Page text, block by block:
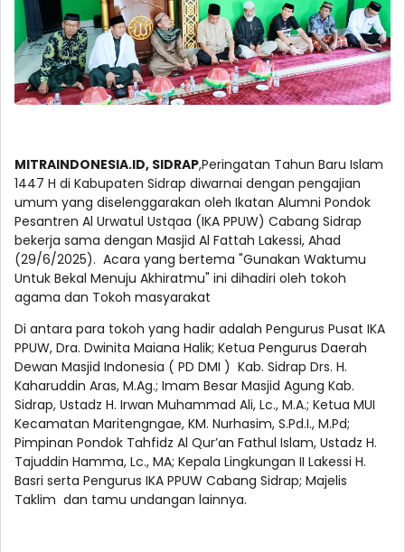
MITRAINDONESIA.ID, SIDRAP,Peringatan Tahun Baru Islam
1447 H di Kabupaten Sidrap diwarnai dengan pengajian
umum yang diselenggarakan oleh Ikatan Alumni Pondok
Pesantren Al Urwatul Ustqaa (IKA PPUW) Cabang Sidrap
bekerja sama dengan Masjid Al Fattah Lakessi, Ahad
(29/6/2025). Acara yang bertema "Gunakan Waktumu
Untuk Bekal Menuju Akhiratmu" ini dihadiri oleh tokoh
agama dan Tokoh masyarakat
Di antara para tokoh yang hadir adalah Pengurus Pusat IKA
PPUW, Dra. Dwinita Maiana Halik; Ketua Pengurus Daerah
Dewan Masjid Indonesia ( PD DMI ) Kab. Sidrap Drs. H.
Kaharuddin Aras, M.Ag.; Imam Besar Masjid Agung Kab.
Sidrap, Ustadz H. Irwan Muhammad Ali, Lc., M.A.; Ketua MUI
Kecamatan Maritengngae, KM. Nurhasim, S.Pd.I., M.Pd;
Pimpinan Pondok Tahfidz Al Qur’an Fathul Islam, Ustadz H.
Tajuddin Hamma, Lc., MA; Kepala Lingkungan II Lakessi H.
Basri serta Pengurus IKA PPUW Cabang Sidrap; Majelis
Taklim dan tamu undangan lainnya.